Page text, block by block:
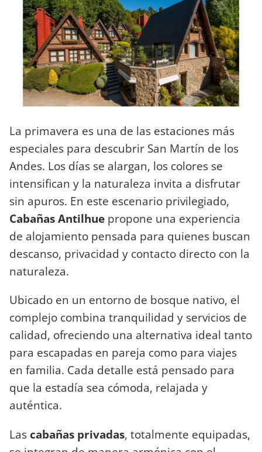
La primavera es una de las estaciones más
especiales para descubrir San Martín de los
Andes. Los días se alargan, los colores se
intensifican y la naturaleza invita a disfrutar
sin apuros. En este escenario privilegiado,
Cabañas Antilhue propone una experiencia
de alojamiento pensada para quienes buscan
descanso, privacidad y contacto directo con la
naturaleza.
Ubicado en un entorno de bosque nativo, el
complejo combina tranquilidad y servicios de
calidad, ofreciendo una alternativa ideal tanto
para escapadas en pareja como para viajes
en familia. Cada detalle está pensado para
que la estadía sea cómoda, relajada y
auténtica.
Las cabañas privadas, totalmente equipadas,